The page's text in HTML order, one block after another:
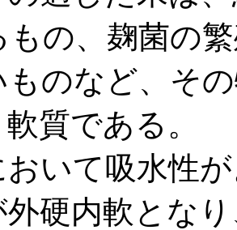
もの、麹菌の
ものなど、そ
軟質である。
おいて吸水性
外硬内軟とな